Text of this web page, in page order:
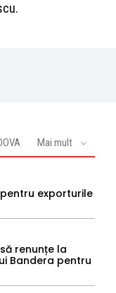
Mai mult
exporturile
renunțe la
Bandera pentru